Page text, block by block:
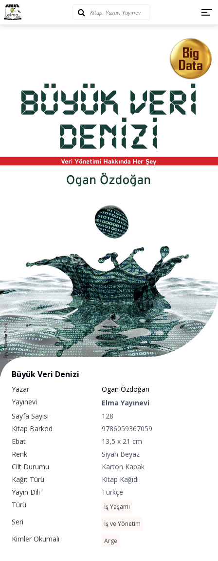
Büyük Veri Denizi
Yazar
Ogan Özdoğan
Yayınevi
Elma Yayınevi
Sayfa Sayısı
128
Kitap Barkod
9786059367059
Ebat
13,5 x 21 cm
Renk
Siyah Beyaz
Cilt Durumu
Karton Kapak
Kağıt Türü
Kitap Kağıdı
Yayın Dili
Türkçe
Türü
İş Yaşamı
Seri İş ve Yönetim
Kimler Okumalı Arge